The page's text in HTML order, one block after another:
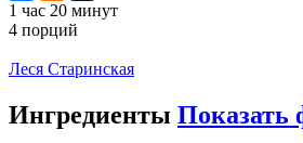
1 час 20 минут
4 порций
Леся Старинская
Ингредиенты Показать